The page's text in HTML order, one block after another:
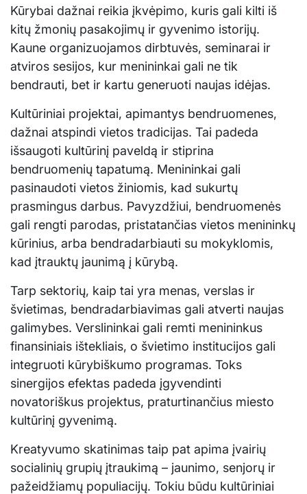
Kūrybai dažnai reikia įkvėpimo, kuris gali kilti iš
kitų žmonių pasakojimų ir gyvenimo istorijų.
Kaune organizuojamos dirbtuvės, seminarai ir
atviros sesijos, kur menininkai gali ne tik
bendrauti, bet ir kartu generuoti naujas idėjas.
Kultūriniai projektai, apimantys bendruomenes,
dažnai atspindi vietos tradicijas. Tai padeda
išsaugoti kultūrinį paveldą ir stiprina
bendruomenių tapatumą. Menininkai gali
pasinaudoti vietos žiniomis, kad sukurtų
prasmingus darbus. Pavyzdžiui, bendruomenės
gali rengti parodas, pristatančias vietos menininkų
kūrinius, arba bendradarbiauti su mokyklomis,
kad įtrauktų jaunimą į kūrybą.
Tarp sektorių, kaip tai yra menas, verslas ir
švietimas, bendradarbiavimas gali atverti naujas
galimybes. Verslininkai gali remti menininkus
finansiniais ištekliais, o švietimo institucijos gali
integruoti kūrybiškumo programas. Toks
sinergijos efektas padeda įgyvendinti
novatoriškus projektus, praturtinančius miesto
kultūrinį gyvenimą.
Kreatyvumo skatinimas taip pat apima įvairių
socialinių grupių įtraukimą – jaunimo, senjorų ir
pažeidžiamų populiacijų. Tokiu būdu kultūriniai